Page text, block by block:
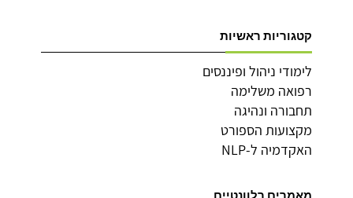
קטגוריות ראשיות
לימודי ניהול ופיננסים
רפואה משלימה
תחבורה ונהיגה
מקצועות הספורט
האקדמיה ל-NLP
מאמרים רלוונטיים